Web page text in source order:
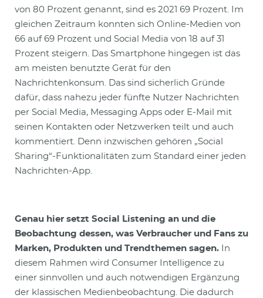
von 80 Prozent genannt, sind es 2021 69 Prozent. Im
gleichen Zeitraum konnten sich Online-Medien von
66 auf 69 Prozent und Social Media von 18 auf 31
Prozent steigern. Das Smartphone hingegen ist das
am meisten benutzte Gerät für den
Nachrichtenkonsum. Das sind sicherlich Gründe
dafür, dass nahezu jeder fünfte Nutzer Nachrichten
per Social Media, Messaging Apps oder E-Mail mit
seinen Kontakten oder Netzwerken teilt und auch
kommentiert. Denn inzwischen gehören „Social
Sharing“-Funktionalitäten zum Standard einer jeden
Nachrichten-App.
Genau hier setzt Social Listening an und die
Beobachtung dessen, was Verbraucher und Fans zu
Marken, Produkten und Trendthemen sagen. In
diesem Rahmen wird Consumer Intelligence zu
einer sinnvollen und auch notwendigen Ergänzung
der klassischen Medienbeobachtung. Die dadurch